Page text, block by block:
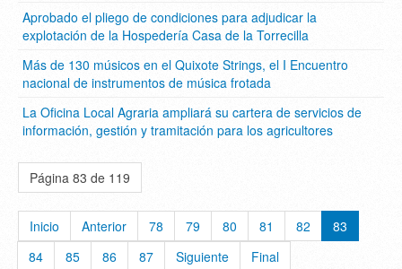
Aprobado el pliego de condiciones para adjudicar la
explotación de la Hospedería Casa de la Torrecilla
Más de 130 músicos en el Quixote Strings, el I Encuentro
nacional de instrumentos de música frotada
La Oficina Local Agraria ampliará su cartera de servicios de
información, gestión y tramitación para los agricultores
Página 83 de 119
Inicio Anterior 78 79 80 81 82
83
84
85 86 87 Siguiente Final